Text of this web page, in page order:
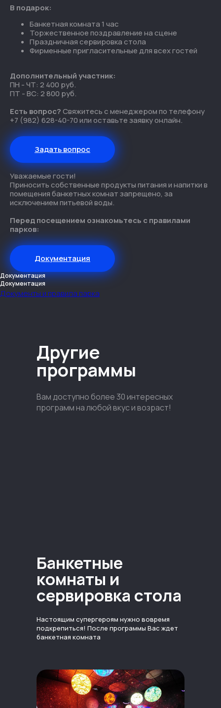
В подарок:
Банкетная комната 1 час
Торжественное поздравление на сцене
Праздничная сервировка стола
Фирменные пригласительные для всех гостей
Дополнительный участник:
ПН - ЧТ: 2 400 руб.
ПТ - ВС: 2 800 руб.
Есть вопрос?Свяжитесь с менеджером по телефону
+7 (982) 628-40-70 или оставьте заявку онлайн.
Задать вопрос
Уважаемые гости!
Приносить собственные продукты питания и напитки в
помещения банкетных комнат запрещено, за
исключением питьевой воды.
Перед посещением ознакомьтесь с правилами
парков:
Документация
Документация
Документация
Документы и правила парка
Другие
программы
Вам доступно более 30 интересных
программ на любой вкус и возраст!
Банкетные
комнаты и
сервировка стола
Настоящим супергероям нужно вовремя
подкрепиться! После программы Вас ждет
банкетная комната